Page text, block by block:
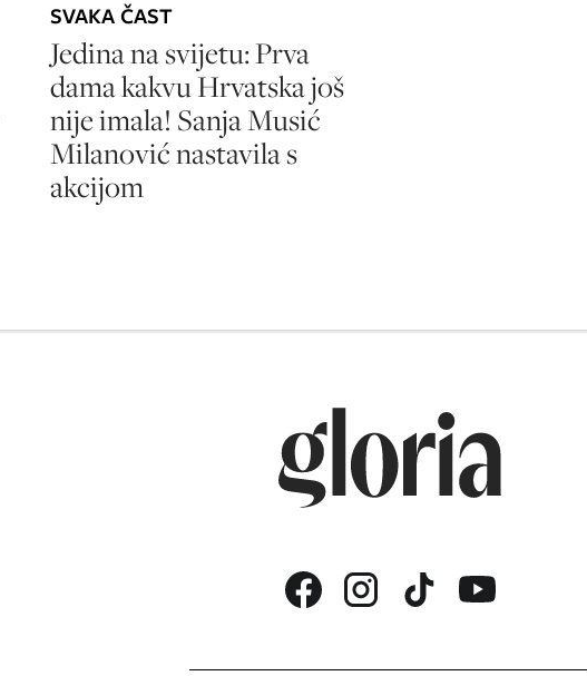
SVAKA ČAST
Jedina na svijetu: Prva
dama kakvu Hrvatska još
nije imala! Sanja Musić
Milanović nastavila s
akcijom